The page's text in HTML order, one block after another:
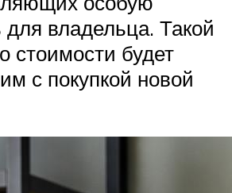
для владельца. Такой
стоимости будет
с покупкой новой